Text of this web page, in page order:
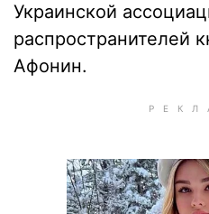
Украинской
распространителей
Афонин.